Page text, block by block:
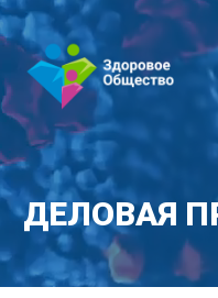
ДЕЛОВАЯ